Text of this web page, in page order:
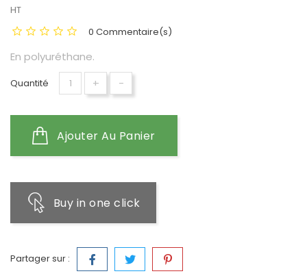
HT
0 Commentaire(s)
En polyuréthane.
Quantité + -
Ajouter Au Panier
Buy in one click
Partager sur :